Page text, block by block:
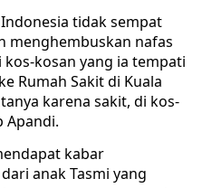
tidak sempat
menghembuskan nafas
kosan yang ia tempati
Rumah Sakit di Kuala
karena sakit, di kos-
Apandi.
kabar
anak Tasmi yang